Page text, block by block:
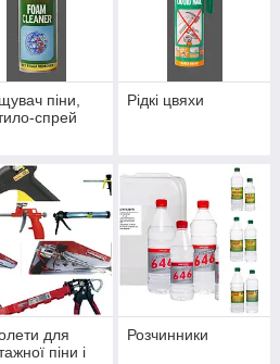
піни,
спрей
Рідкі цвяхи
для
піни і
Розчинники